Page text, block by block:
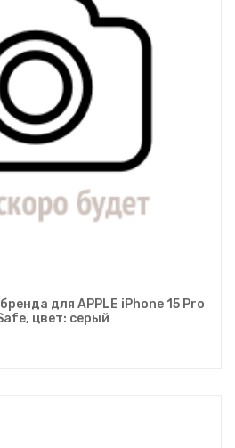
для APPLE iPhone 15 Pro
цвет: серый